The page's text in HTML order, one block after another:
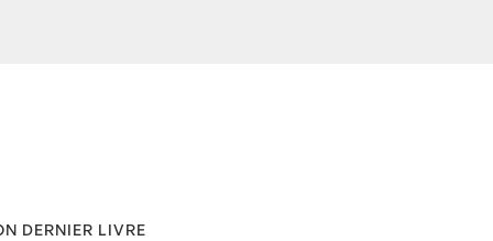
DERNIER LIVRE